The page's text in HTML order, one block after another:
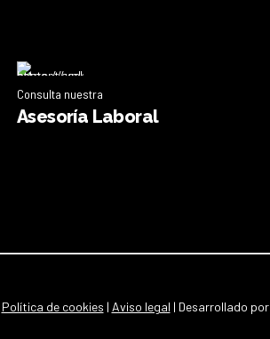
Consulta nuestra
Asesoría Laboral
Política de cookies | Aviso legal | Desarrollado por